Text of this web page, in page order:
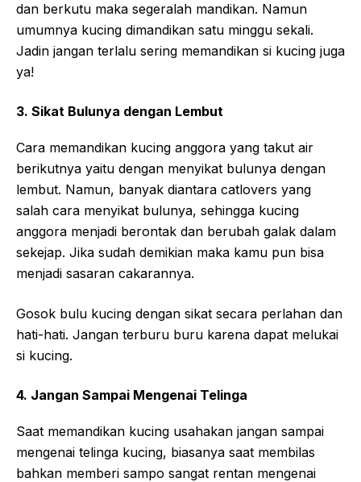
dan berkutu maka segeralah mandikan. Namun
umumnya kucing dimandikan satu minggu sekali.
Jadin jangan terlalu sering memandikan si kucing juga
ya!
3. Sikat Bulunya dengan Lembut
Cara memandikan kucing anggora yang takut air
berikutnya yaitu dengan menyikat bulunya dengan
lembut. Namun, banyak diantara catlovers yang
salah cara menyikat bulunya, sehingga kucing
anggora menjadi berontak dan berubah galak dalam
sekejap. Jika sudah demikian maka kamu pun bisa
menjadi sasaran cakarannya.
Gosok bulu kucing dengan sikat secara perlahan dan
hati-hati. Jangan terburu buru karena dapat melukai
si kucing.
4. Jangan Sampai Mengenai Telinga
Saat memandikan kucing usahakan jangan sampai
mengenai telinga kucing, biasanya saat membilas
bahkan memberi sampo sangat rentan mengenai